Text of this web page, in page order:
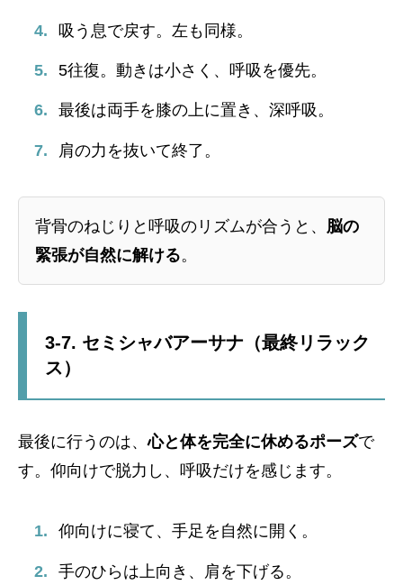
吸う息で戻す。左も同様。
5往復。動きは小さく、呼吸を優先。
最後は両手を膝の上に置き、深呼吸。
肩の力を抜いて終了。
背骨のねじりと呼吸のリズムが合うと、 脳の
緊張が自然に解ける。
3-7. セミシャバアーサナ（最終リラック
ス）
最後に行うのは、心と体を完全に休めるポーズで
す。仰向けで脱力し、呼吸だけを感じます。
仰向けに寝て、手足を自然に開く。
手のひらは上向き、肩を下げる。